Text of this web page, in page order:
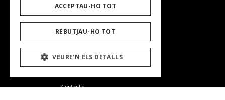
Entitat
Equip Humà
Transparència
Treballa amb nosaltres
Perfil del contractant
Contacta
ACCEPTAU-HO TOT
REBUTJAU-HO TOT
VEURE'N ELS DETALLS